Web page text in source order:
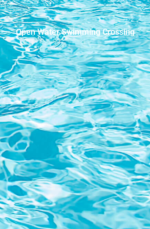
Open Water Swimming Crossing